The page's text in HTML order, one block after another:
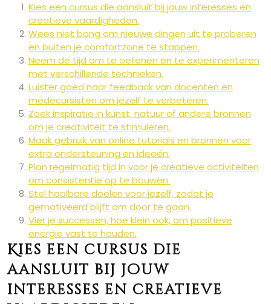
Kies een cursus die aansluit bij jouw interesses en
creatieve vaardigheden.
Wees niet bang om nieuwe dingen uit te proberen
en buiten je comfortzone te stappen.
Neem de tijd om te oefenen en te experimenteren
met verschillende technieken.
Luister goed naar feedback van docenten en
medecursisten om jezelf te verbeteren.
Zoek inspiratie in kunst, natuur of andere bronnen
om je creativiteit te stimuleren.
Maak gebruik van online tutorials en bronnen voor
extra ondersteuning en ideeën.
Plan regelmatig tijd in voor je creatieve activiteiten
om consistentie op te bouwen.
Stel haalbare doelen voor jezelf, zodat je
gemotiveerd blijft om door te gaan.
Vier je successen, hoe klein ook, om positieve
energie vast te houden.
Kies een cursus die
aansluit bij jouw
interesses en creatieve